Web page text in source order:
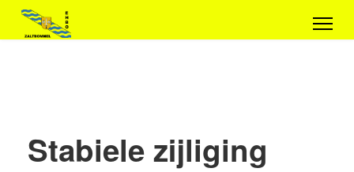
Stabiele zijliging